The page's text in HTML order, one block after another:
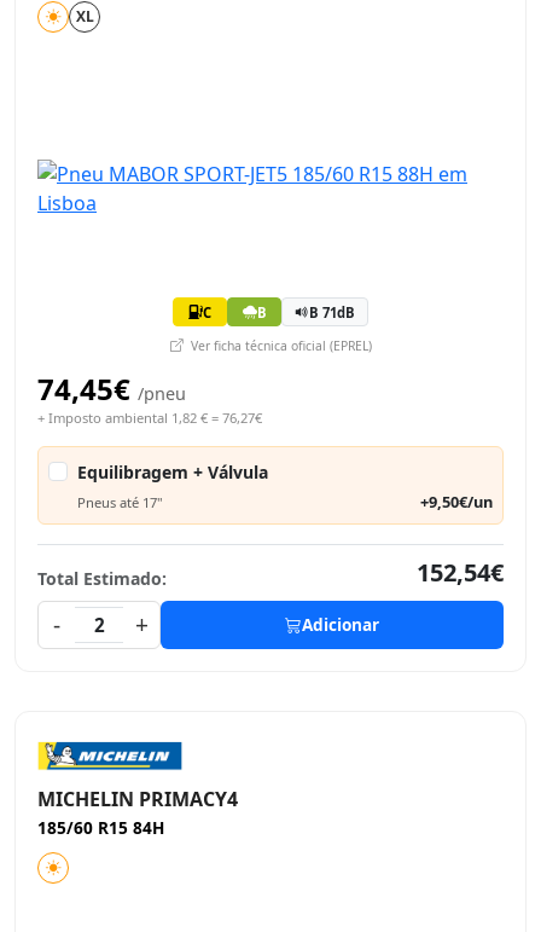
XL
C B B 71dB
Ver ficha técnica oficial (EPREL)
74,45€ /pneu
+ Imposto ambiental 1,82 € = 76,27€
Equilibragem + Válvula
Pneus até 17" +9,50€/un
Total Estimado:
152,54€
-
2 + Adicionar
MICHELIN PRIMACY4
185/60 R15 84H